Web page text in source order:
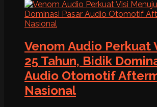
Venom Audio Perkuat
25 Tahun, Bidik
Audio Otomotif
Nasional